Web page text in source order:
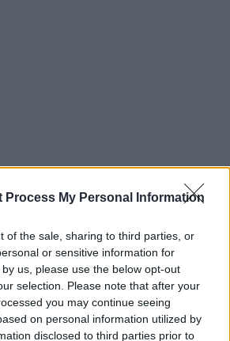
Process My Personal Information
of the sale, sharing to third parties, or
or sensitive information for
us, please use the below opt-out
selection. Please note that after your
you may continue seeing
on personal information utilized by
disclosed to third parties prior to